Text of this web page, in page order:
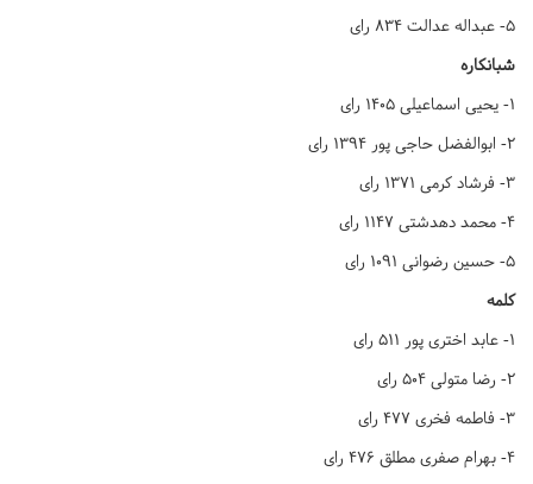
۵- عبداله عدالت ۸۳۴ رای
شبانکاره
۱- یحیی اسماعیلی ۱۴۰۵ رای
۲- ابوالفضل حاجی پور ۱۳۹۴ رای
۳- فرشاد کرمی ۱۳۷۱ رای
۴- محمد دهدشتی ۱۱۴۷ رای
۵- حسین رضوانی ۱۰۹۱ رای
کلمه
۱- عابد اختری پور ۵۱۱ رای
۲- رضا متولی ۵۰۴ رای
۳- فاطمه فخری ۴۷۷ رای
۴- بهرام صفری مطلق ۴۷۶ رای